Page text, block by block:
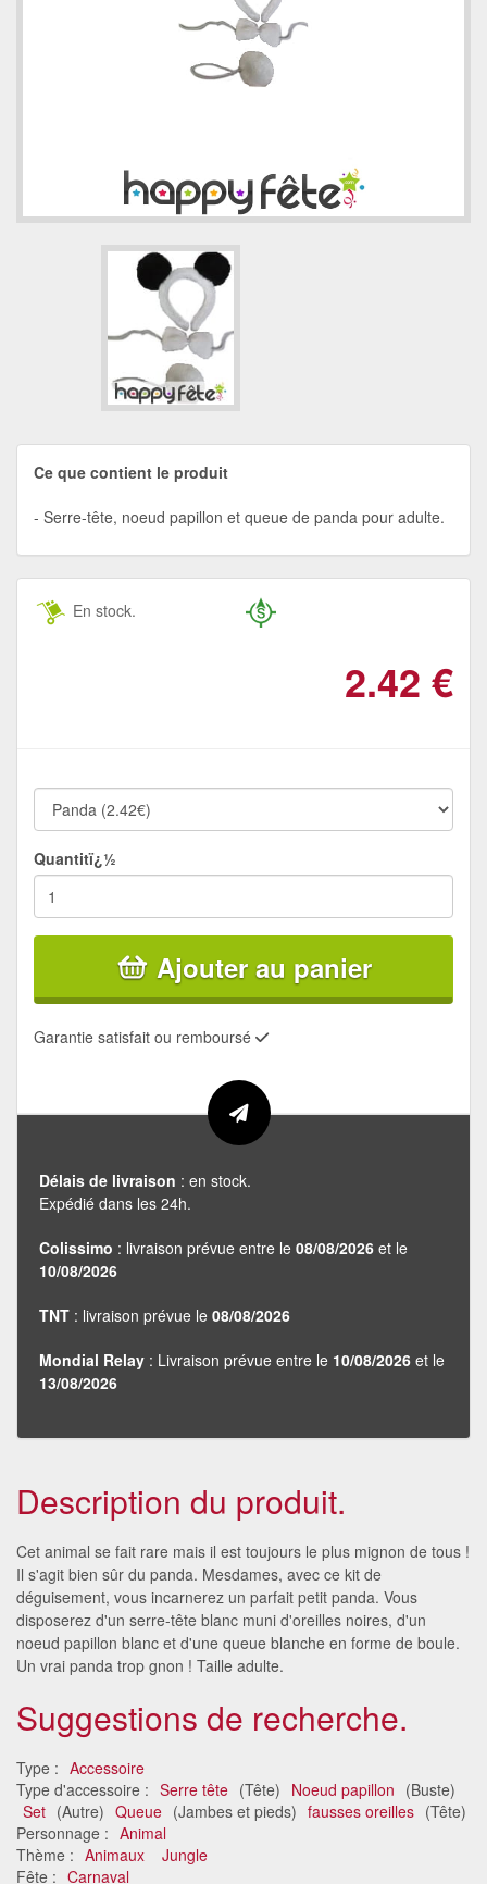
Ce que contient le produit
Serre-tête, noeud papillon et queue de panda pour adulte.
En stock.
2.42 €
Quantitï¿½
Ajouter au panier
Garantie satisfait ou remboursé
Délais de livraison : en stock.
Expédié dans les 24h.
Colissimo : livraison prévue entre le 08/08/2026 et le
10/08/2026
TNT : livraison prévue le 08/08/2026
Mondial Relay : Livraison prévue entre le 10/08/2026 et le
13/08/2026
Description du produit.
Cet animal se fait rare mais il est toujours le plus mignon de tous !
Il s'agit bien sûr du panda. Mesdames, avec ce kit de
déguisement, vous incarnerez un parfait petit panda. Vous
disposerez d'un serre-tête blanc muni d'oreilles noires, d'un
noeud papillon blanc et d'une queue blanche en forme de boule.
Un vrai panda trop gnon ! Taille adulte.
Suggestions de recherche.
Type : Accessoire
Type d'accessoire : Serre tête (Tête) Noeud papillon (Buste)
Set (Autre) Queue (Jambes et pieds) fausses oreilles (Tête)
Personnage : Animal
Thème : Animaux
Jungle
Fête : Carnaval